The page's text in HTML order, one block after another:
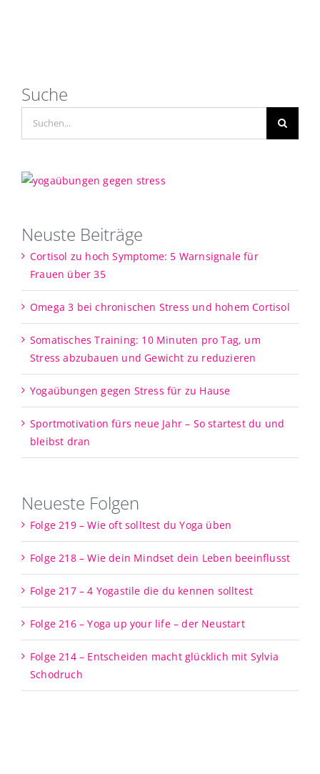
Suche
Neuste Beiträge
Cortisol zu hoch Symptome: 5 Warnsignale für
Frauen über 35
Omega 3 bei chronischen Stress und hohem Cortisol
Somatisches Training: 10 Minuten pro Tag, um
Stress abzubauen und Gewicht zu reduzieren
Yogaübungen gegen Stress für zu Hause
Sportmotivation fürs neue Jahr – So startest du und
bleibst dran
Neueste Folgen
Folge 219 – Wie oft solltest du Yoga üben
Folge 218 – Wie dein Mindset dein Leben beeinflusst
Folge 217 – 4 Yogastile die du kennen solltest
Folge 216 – Yoga up your life – der Neustart
Folge 214 – Entscheiden macht glücklich mit Sylvia
Schodruch